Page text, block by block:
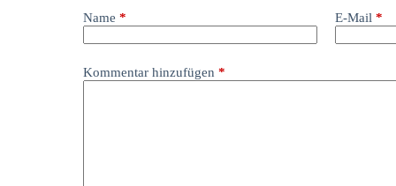
Name * E-Mail *
Kommentar hinzufügen *